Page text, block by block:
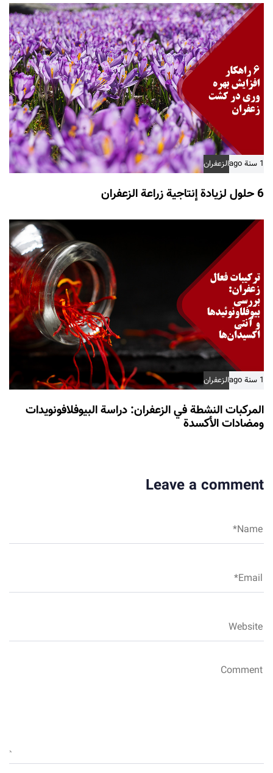
1 سنة ago الزعفران
6 حلول لزيادة إنتاجية زراعة الزعفران
1 سنة ago الزعفران
المركبات النشطة في الزعفران: دراسة البيوفلافونويدات
ومضادات الأكسدة
Leave a comment